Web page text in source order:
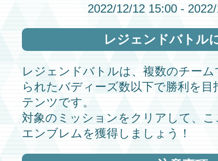
2022/12/12 15:00 -
レジェンドバトル
レジェンドバトルは、複数のチー
られたバディーズ数以下で勝利を
テンツです。
対象のミッションをクリアして、
エンブレムを獲得しましょう！